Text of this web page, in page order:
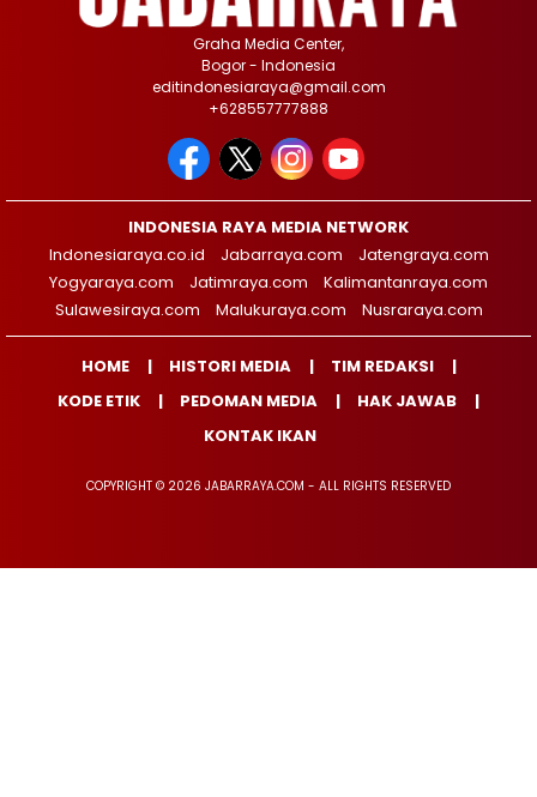
Graha Media Center,
Bogor - Indonesia
editindonesiaraya@gmail.com
+628557777888
INDONESIA RAYA MEDIA NETWORK
Indonesiaraya.co.id
Jabarraya.com
Jatengraya.com
Yogyaraya.com
Jatimraya.com
Kalimantanraya.com
Sulawesiraya.com
Malukuraya.com Nusraraya.com
HOME HISTORI MEDIA
TIM REDAKSI
KODE ETIK
PEDOMAN MEDIA
HAK JAWAB
KONTAK IKAN
COPYRIGHT © 2026 JABARRAYA.COM - ALL RIGHTS RESERVED